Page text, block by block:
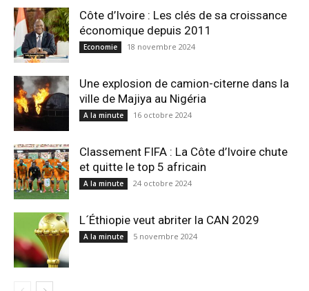
Côte d’Ivoire : Les clés de sa croissance
économique depuis 2011
Economie 18 novembre 2024
Une explosion de camion-citerne dans la
ville de Majiya au Nigéria
A la minute 16 octobre 2024
Classement FIFA : La Côte d’Ivoire chute
et quitte le top 5 africain
A la minute 24 octobre 2024
L´Éthiopie veut abriter la CAN 2029
A la minute 5 novembre 2024